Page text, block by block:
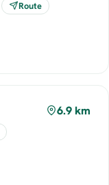
Route
6.9 km